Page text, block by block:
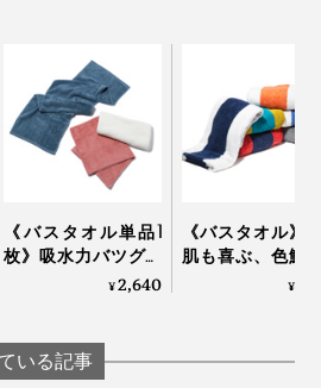
《バスタオル単品1
枚》吸水力バツグン
だから、半分のサイ
「バスタオル」｜浅
野撚糸 エアーかおる
¥2,640
《バスタオル》
肌も喜ぶ、色鮮
なオーガニック
¥
いる記事